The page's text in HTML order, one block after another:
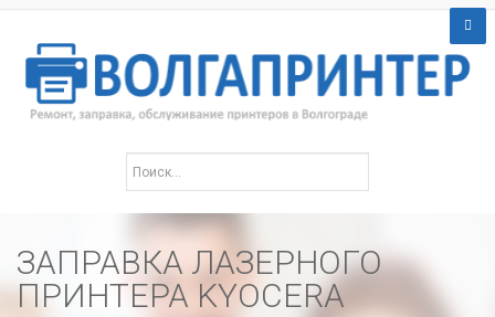
ЗАПРАВКА ЛАЗЕРНОГО
ПРИНТЕРА KYOCERA